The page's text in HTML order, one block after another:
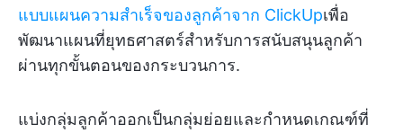
แบบแผนความสำเร็จของลูกค้าจาก ClickUpเพื่อ
พัฒนาแผนที่ยุทธศาสตร์สำหรับการสนับสนุนลูกค้า
ผ่านทุกขั้นตอนของกระบวนการ.
แบ่งกลุ่มลูกค้าออกเป็นกลุ่มย่อยและกำหนดเกณฑ์ที่